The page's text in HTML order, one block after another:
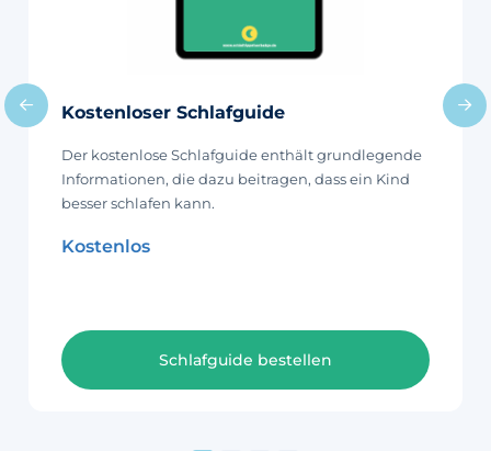
meisten Eltern denken, dass alles vor
dass 06:00 Uhr für uns zu früh sein
Kleinkinder ist das eine realistische
Zeit,
Kostenloser Schlafguide
Der kostenlose Schlafguide enthält grundlegende
Informationen, die dazu beitragen, dass ein Kind
besser schlafen kann.
Kostenlos
Schlafguide bestellen